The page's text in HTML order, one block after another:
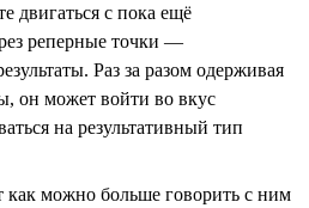
двигаться с пока ещё
реперные точки —
Раз за разом одерживая
он может войти во вкус
на результативный тип
как можно больше говорить с ним